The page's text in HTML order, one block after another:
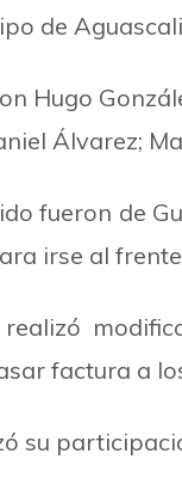
de
Hugo
Álvarez;
fueron de
irse al
realizó
factura a
su